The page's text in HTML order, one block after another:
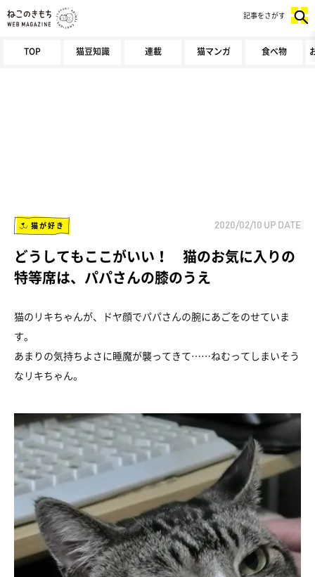
TOP 猫豆知識 連載 猫マンガ 食べ物
記事をさがす
猫が好き 2020/02/10 UP DATE
どうしてもここがいい！ 猫のお気に入りの
特等席は、パパさんの膝のうえ
猫のリキちゃんが、ドヤ顔でパパさんの腕にあごをのせていま
す。
あまりの気持ちよさに睡魔が襲ってきて……ねむってしまいそう
なリキちゃん。